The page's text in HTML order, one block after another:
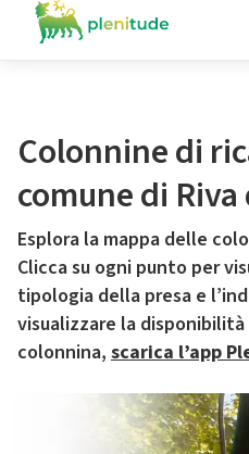
Colonnine di
comune di
Esplora la mappa delle
Clicca su ogni punto per
tipologia della presa e
visualizzare la
colonnina, scarica l’app